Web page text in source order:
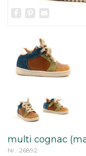
Facebook
Pinterest
multi cognac
Nr.: 26892